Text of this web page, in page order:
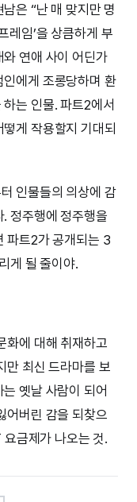
은 “난 매 맞지만 명
레임’을 상큼하게 부
연애 사이 어딘가
에게 조롱당하며 환
는 인물. 파트2에서
게 작용할지 기대되
인물들의 의상에 감
정주행에 정주행을
파트2가 공개되는 3
게 될 줄이야.
화에 대해 취재하고
만 최신 드라마를 보
옛날 사람이 되어
어버린 감을 되찾으
금제가 나오는 것.